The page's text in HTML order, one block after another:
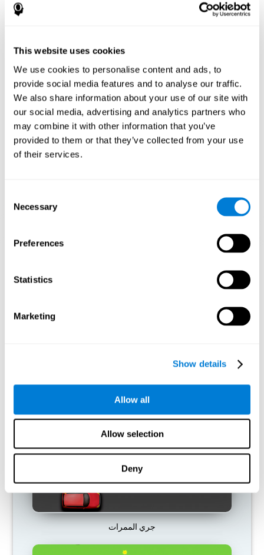
This website uses cookies
We use cookies to personalise content and ads, to
provide social media features and to analyse our traffic.
We also share information about your use of our site with
our social media, advertising and analytics partners who
may combine it with other information that you’ve
provided to them or that they’ve collected from your use
of their services.
Selection
Necessary
Preferences
Statistics
Marketing
Show details
Allow all
Allow selection
Deny
باندماج السرعة، قفز مزدوج وعقبات لتحدي مهاراتك المعرفية باستمرار.
عصبي متنوعي.
تنبيه المهارات المعرفية باستمرار قد يساعد في إنشاء تشابك عصبي
جديد، إعادة تنظيم الدوائر العصبية وتحسّن الوظائف التنفيذية. في اللعبة
"مغامرات الضفدع" الهدف هو تنشيط القدرات المتعلّقة بالتقدير والكبت.
الأسبوع الأوّل الأسبوع الثاني الأسبوع الثالث
إسقاط رسومي توجيهي للشبكات العصبية بعد 3 أسابيع.
ما يحدث إن لم أدرّب قدراتي المعرفية؟
تمّ تصميم دماغنا لتوفير الموارد، لذلك يحذف الاتصالات غير المستخمة.
هكذا، إن لم نستخدم مهارة معرفية، لا يعطي الدماغ موارد لهذا نمط
التنشيط العصبي ويصبحه ضعيفاً. إنّه يجعلنا أقل مهارة لاستخدام الوظيفة
ألعاب الموصى بها
جري الممرات